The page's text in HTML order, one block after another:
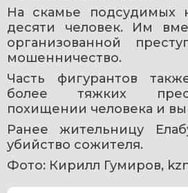
На скамье подсудимых
десяти человек. Им
организованной
мошенничество.
Часть фигурантов
более тяжких
похищении человека и
Ранее жительницу
убийство сожителя.
Фото: Кирилл Гумиров,